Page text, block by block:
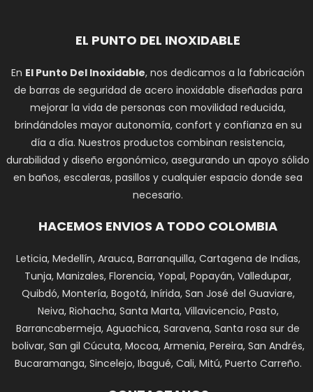
EL PUNTO DEL INOXIDABLE
En El Punto Del Inoxidable, nos dedicamos a la fabricación
de barras de seguridad de acero inoxidable diseñadas para
mejorar la vida de personas con movilidad reducida,
brindándoles mayor autonomía, confort y confianza en su
día a día. Nuestros productos combinan resistencia,
durabilidad y diseño ergonómico, asegurando un apoyo sólido
en baños, escaleras, pasillos y cualquier espacio donde sea
necesario.
HACEMOS ENVIOS A TODO COLOMBIA
Leticia, Medellín, Arauca, Barranquilla, Cartagena de Indias,
Tunja, Manizales, Florencia, Yopal, Popayán, Valledupar,
Quibdó, Montería, Bogotá, Inírida, San José del Guaviare,
Neiva, Riohacha, Santa Marta, Villavicencio, Pasto,
Barrancabermeja, Aguachica, Saravena, Santa rosa sur de
bolivar, San gil Cúcuta, Mocoa, Armenia, Pereira, San Andrés,
Bucaramanga, Sincelejo, Ibagué, Cali, Mitú, Puerto Carreño.